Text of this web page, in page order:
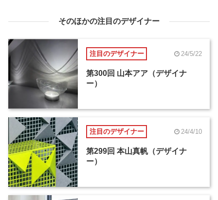
そのほかの注目のデザイナー
注目のデザイナー 24/5/22
第300回 山本アア（デザイナ
ー）
注目のデザイナー 24/4/10
第299回 本山真帆（デザイナ
ー）